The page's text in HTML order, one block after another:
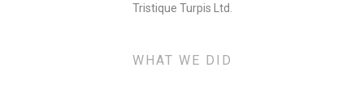
Tristique Turpis Ltd.
WHAT WE DID